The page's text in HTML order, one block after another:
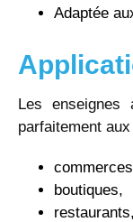
Adaptée
Les enseignes
parfaitement aux
boutiques,
restaurants,